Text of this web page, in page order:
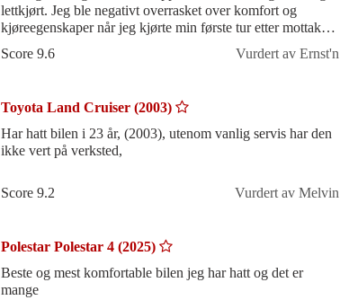
lettkjørt. Jeg ble negativt overrasket over komfort og
kjøreegenskaper når jeg kjørte min første tur etter mottak av
Score 9.6 Vurdert av Ernst'n
Toyota Land Cruiser (2003)
Har hatt bilen i 23 år, (2003), utenom vanlig servis har den
ikke vert på verksted,
Score 9.2 Vurdert av Melvin
Polestar Polestar 4 (2025)
Beste og mest komfortable bilen jeg har hatt og det er
mange